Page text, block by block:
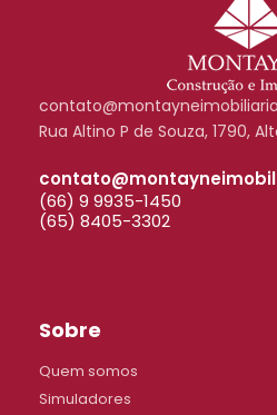
Rua Altino P de Souza, 1790,
(66) 9 9935-1450
(65) 8405-3302
Sobre
Quem somos
Simuladores